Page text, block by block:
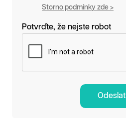
Storno podmínky zde >
Potvrďte, že nejste robot
Odeslat